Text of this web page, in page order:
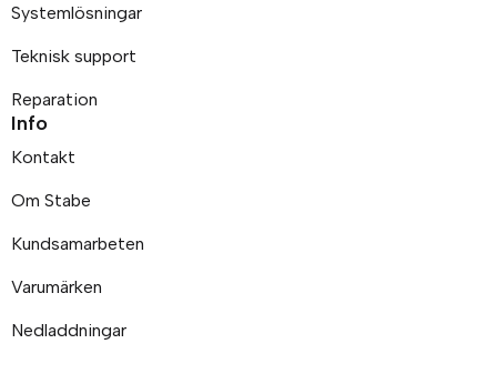
Systemlösningar
Teknisk support
Reparation
Info
Kontakt
Om Stabe
Kundsamarbeten
Varumärken
Nedladdningar